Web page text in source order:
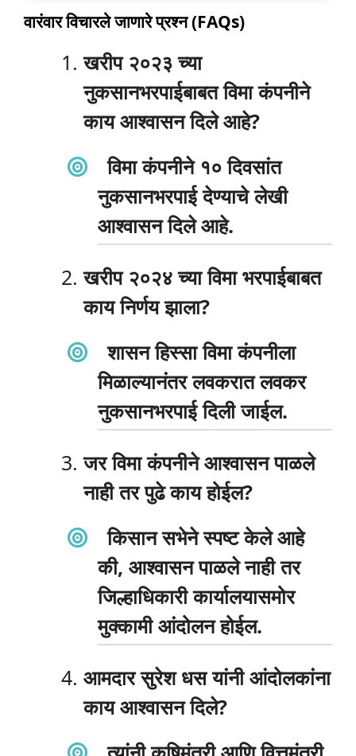
वारंवार विचारले जाणारे प्रश्न (FAQs)
खरीप २०२३ च्या
नुकसानभरपाईबाबत विमा कंपनीने
काय आश्वासन दिले आहे?
विमा कंपनीने १० दिवसांत
नुकसानभरपाई देण्याचे लेखी
आश्वासन दिले आहे.
खरीप २०२४ च्या विमा भरपाईबाबत
काय निर्णय झाला?
शासन हिस्सा विमा कंपनीला
मिळाल्यानंतर लवकरात लवकर
नुकसानभरपाई दिली जाईल.
जर विमा कंपनीने आश्वासन पाळले
नाही तर पुढे काय होईल?
किसान सभेने स्पष्ट केले आहे
की, आश्वासन पाळले नाही तर
जिल्हाधिकारी कार्यालयासमोर
मुक्कामी आंदोलन होईल.
आमदार सुरेश धस यांनी आंदोलकांना
काय आश्वासन दिले?